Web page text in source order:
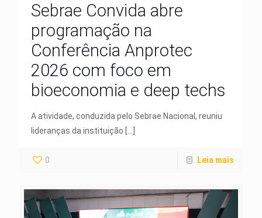
Sebrae Convida abre
programação na
Conferência Anprotec
2026 com foco em
bioeconomia e deep techs
A atividade, conduzida pelo Sebrae Nacional, reuniu
lideranças da instituição
0 Leia mais